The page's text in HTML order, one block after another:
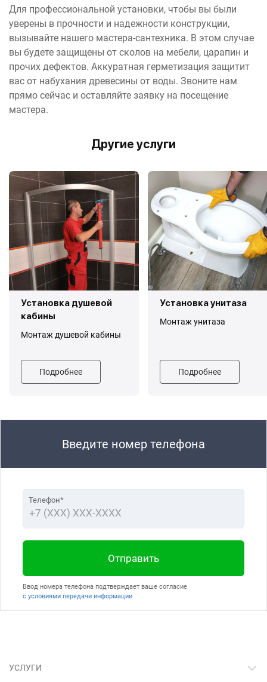
Для профессиональной установки, чтобы вы были
уверены в прочности и надежности конструкции,
вызывайте нашего мастера-сантехника. В этом случае
вы будете защищены от сколов на мебели, царапин и
прочих дефектов. Аккуратная герметизация защитит
вас от набухания древесины от воды. Звоните нам
прямо сейчас и оставляйте заявку на посещение
мастера.
Другие услуги
Установка душевой
кабины
Монтаж душевой кабины
Подробнее
Установка унитаза
Монтаж унитаза
Подробнее
Введите номер телефона
Телефон*
Ввод номера телефона подтверждает ваше согласие
с условиями передачи информации
Отправить
УСЛУГИ